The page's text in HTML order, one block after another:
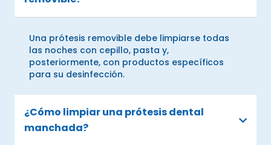
Una prótesis removible debe limpiarse todas
las noches con cepillo, pasta y,
posteriormente, con productos específicos
para su desinfección.
¿Cómo limpiar una prótesis dental
manchada?